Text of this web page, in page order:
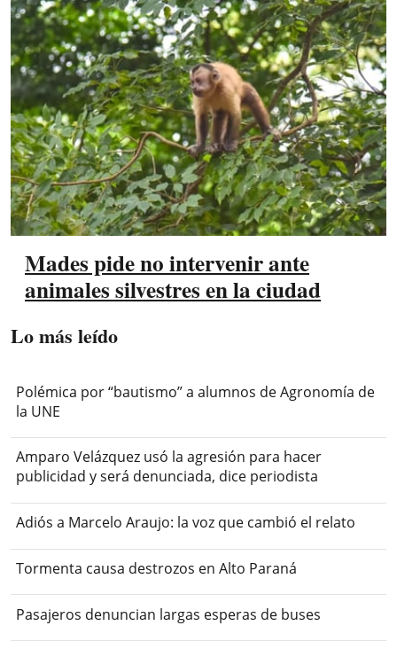
Mades pide no intervenir ante
animales silvestres en la ciudad
Lo más leído
Polémica por “bautismo” a alumnos de Agronomía de
la UNE
Amparo Velázquez usó la agresión para hacer
publicidad y será denunciada, dice periodista
Adiós a Marcelo Araujo: la voz que cambió el relato
Tormenta causa destrozos en Alto Paraná
Pasajeros denuncian largas esperas de buses